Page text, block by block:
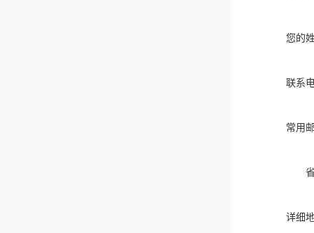
您的
联系
常用
详细